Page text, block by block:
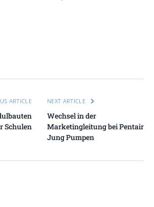
ARTICLE
Schulen
NEXT ARTICLE
Wechsel in der
Marketingleitung bei Pentair
Jung Pumpen